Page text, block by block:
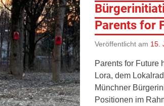
Parents for
Veröffentlicht am 15.
Parents for Future
Lora, dem
Münchner
Positionen im